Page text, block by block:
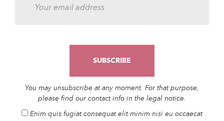
You may unsubscribe at any moment. For that purpose,
please find our contact info in the legal notice.
Enim quis fugiat consequat elit minim nisi eu occaecat